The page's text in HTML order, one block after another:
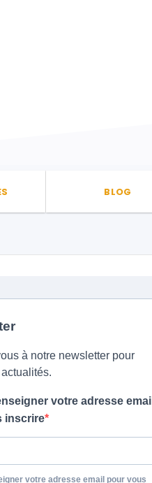
BLOG
à notre newsletter pour
votre adresse email
inscrire
votre adresse email pour vous